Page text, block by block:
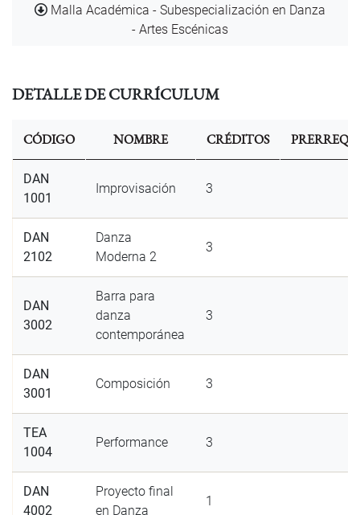
Documento
Malla Académica - Subespecialización en Danza
- Artes Escénicas
DETALLE DE CURRÍCULUM
CÓDIGO NOMBRE CRÉDITOS
DAN
1001
Improvisación 3
DAN
2102
Danza
Moderna 2
3
DAN
3002
Barra para
danza
contemporánea
3
DAN
3001
Composición 3
TEA
1004
Performance 3
DAN
4002
Proyecto final
en Danza
1